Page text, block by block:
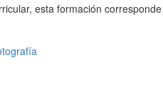
esta formación corresponde